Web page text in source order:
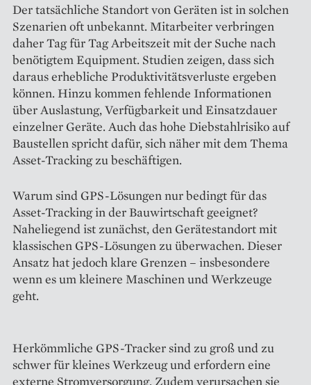
Der tatsächliche Standort von Geräten ist in solchen
Szenarien oft unbekannt. Mitarbeiter verbringen
daher Tag für Tag Arbeitszeit mit der Suche nach
benötigtem Equipment. Studien zeigen, dass sich
daraus erhebliche Produktivitätsverluste ergeben
können. Hinzu kommen fehlende Informationen
über Auslastung, Verfügbarkeit und Einsatzdauer
einzelner Geräte. Auch das hohe Diebstahlrisiko auf
Baustellen spricht dafür, sich näher mit dem Thema
Asset-Tracking zu beschäftigen.
Warum sind GPS-Lösungen nur bedingt für das
Asset-Tracking in der Bauwirtschaft geeignet?
Naheliegend ist zunächst, den Gerätestandort mit
klassischen GPS-Lösungen zu überwachen. Dieser
Ansatz hat jedoch klare Grenzen – insbesondere
wenn es um kleinere Maschinen und Werkzeuge
geht.
Herkömmliche GPS-Tracker sind zu groß und zu
schwer für kleines Werkzeug und erfordern eine
externe Stromversorgung. Zudem verursachen sie